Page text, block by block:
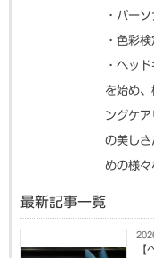
・パー
・色彩
・ヘッ
を始め
ングケ
の美しさ
めの様々
最新記事一覧
【